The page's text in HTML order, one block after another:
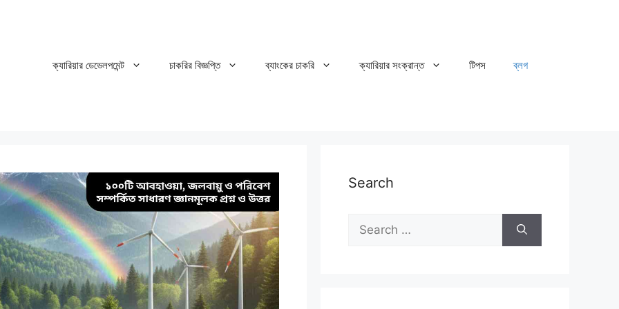
ক্যারিয়ার ডেভেলপমেন্ট চাকরির বিজ্ঞপ্তি ব্যাংকের চাকরি ক্যারিয়ার সংক্রান্ত টিপস ব্লগ
Search
Search
for: